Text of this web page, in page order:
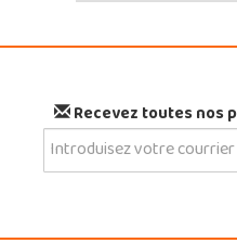
Recevez toutes nos